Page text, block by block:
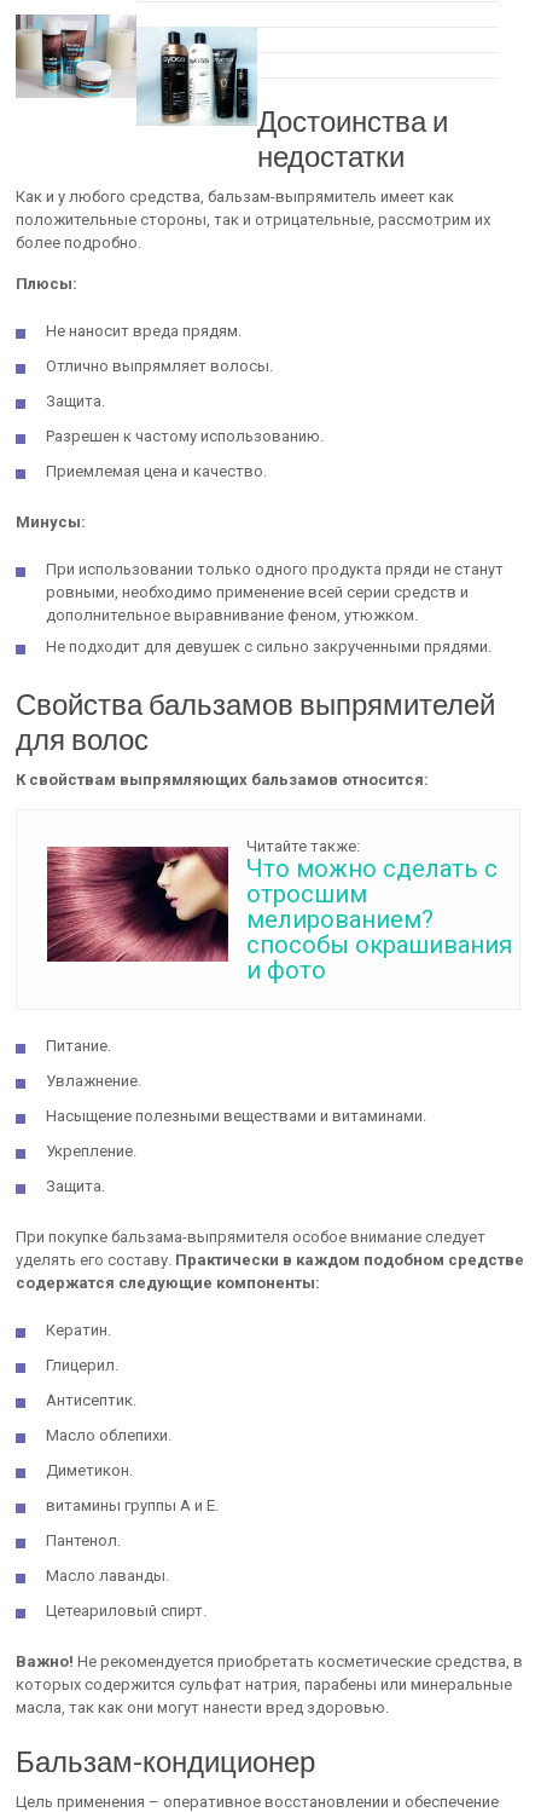
Достоинства и
недостатки
Как и у любого средства, бальзам-выпрямитель имеет как
положительные стороны, так и отрицательные, рассмотрим их
более подробно.
Плюсы:
Не наносит вреда прядям.
Отлично выпрямляет волосы.
Защита.
Разрешен к частому использованию.
Приемлемая цена и качество.
Минусы:
При использовании только одного продукта пряди не станут
ровными, необходимо применение всей серии средств и
дополнительное выравнивание феном, утюжком.
Не подходит для девушек с сильно закрученными прядями.
Свойства бальзамов выпрямителей
для волос
К свойствам выпрямляющих бальзамов относится:
Читайте также:
Что можно сделать с
отросшим
мелированием?
способы окрашивания
и фото
Питание.
Увлажнение.
Насыщение полезными веществами и витаминами.
Укрепление.
Защита.
При покупке бальзама-выпрямителя особое внимание следует
уделять его составу. Практически в каждом подобном средстве
содержатся следующие компоненты:
Кератин.
Глицерил.
Антисептик.
Масло облепихи.
Диметикон.
витамины группы А и Е.
Пантенол.
Масло лаванды.
Цетеариловый спирт.
Важно! Не рекомендуется приобретать косметические средства, в
которых содержится сульфат натрия, парабены или минеральные
масла, так как они могут нанести вред здоровью.
Бальзам-кондиционер
Цель применения – оперативное восстановлении и обеспечение